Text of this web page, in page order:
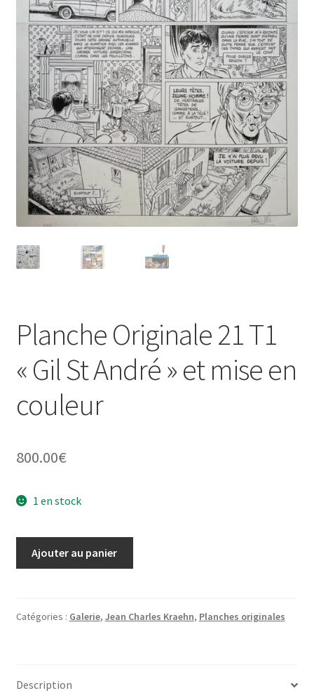
Planche Originale 21 T1
« Gil St André » et mise en
couleur
800.00€
1 en stock
21
André"
Ajouter au panier
Catégories : Galerie, Jean Charles Kraehn, Planches originales
Description